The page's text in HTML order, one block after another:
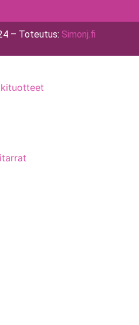
– Toteutus: Simonj.fi